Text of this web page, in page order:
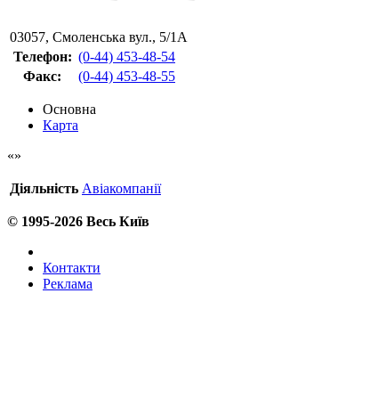
03057, Смоленська вул., 5/1А
Телефон: (0-44) 453-48-54
Факс: (0-44) 453-48-55
Основна
Карта
Діяльність Авіакомпанії
© 1995-2026 Весь Київ
Контакти
Реклама